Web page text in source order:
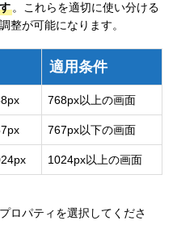
。これらを適切に使い分ける
整が可能になります。
適用条件
768px以上の画面
767px以下の画面
1024px以上の画面
ロパティを選択してくださ